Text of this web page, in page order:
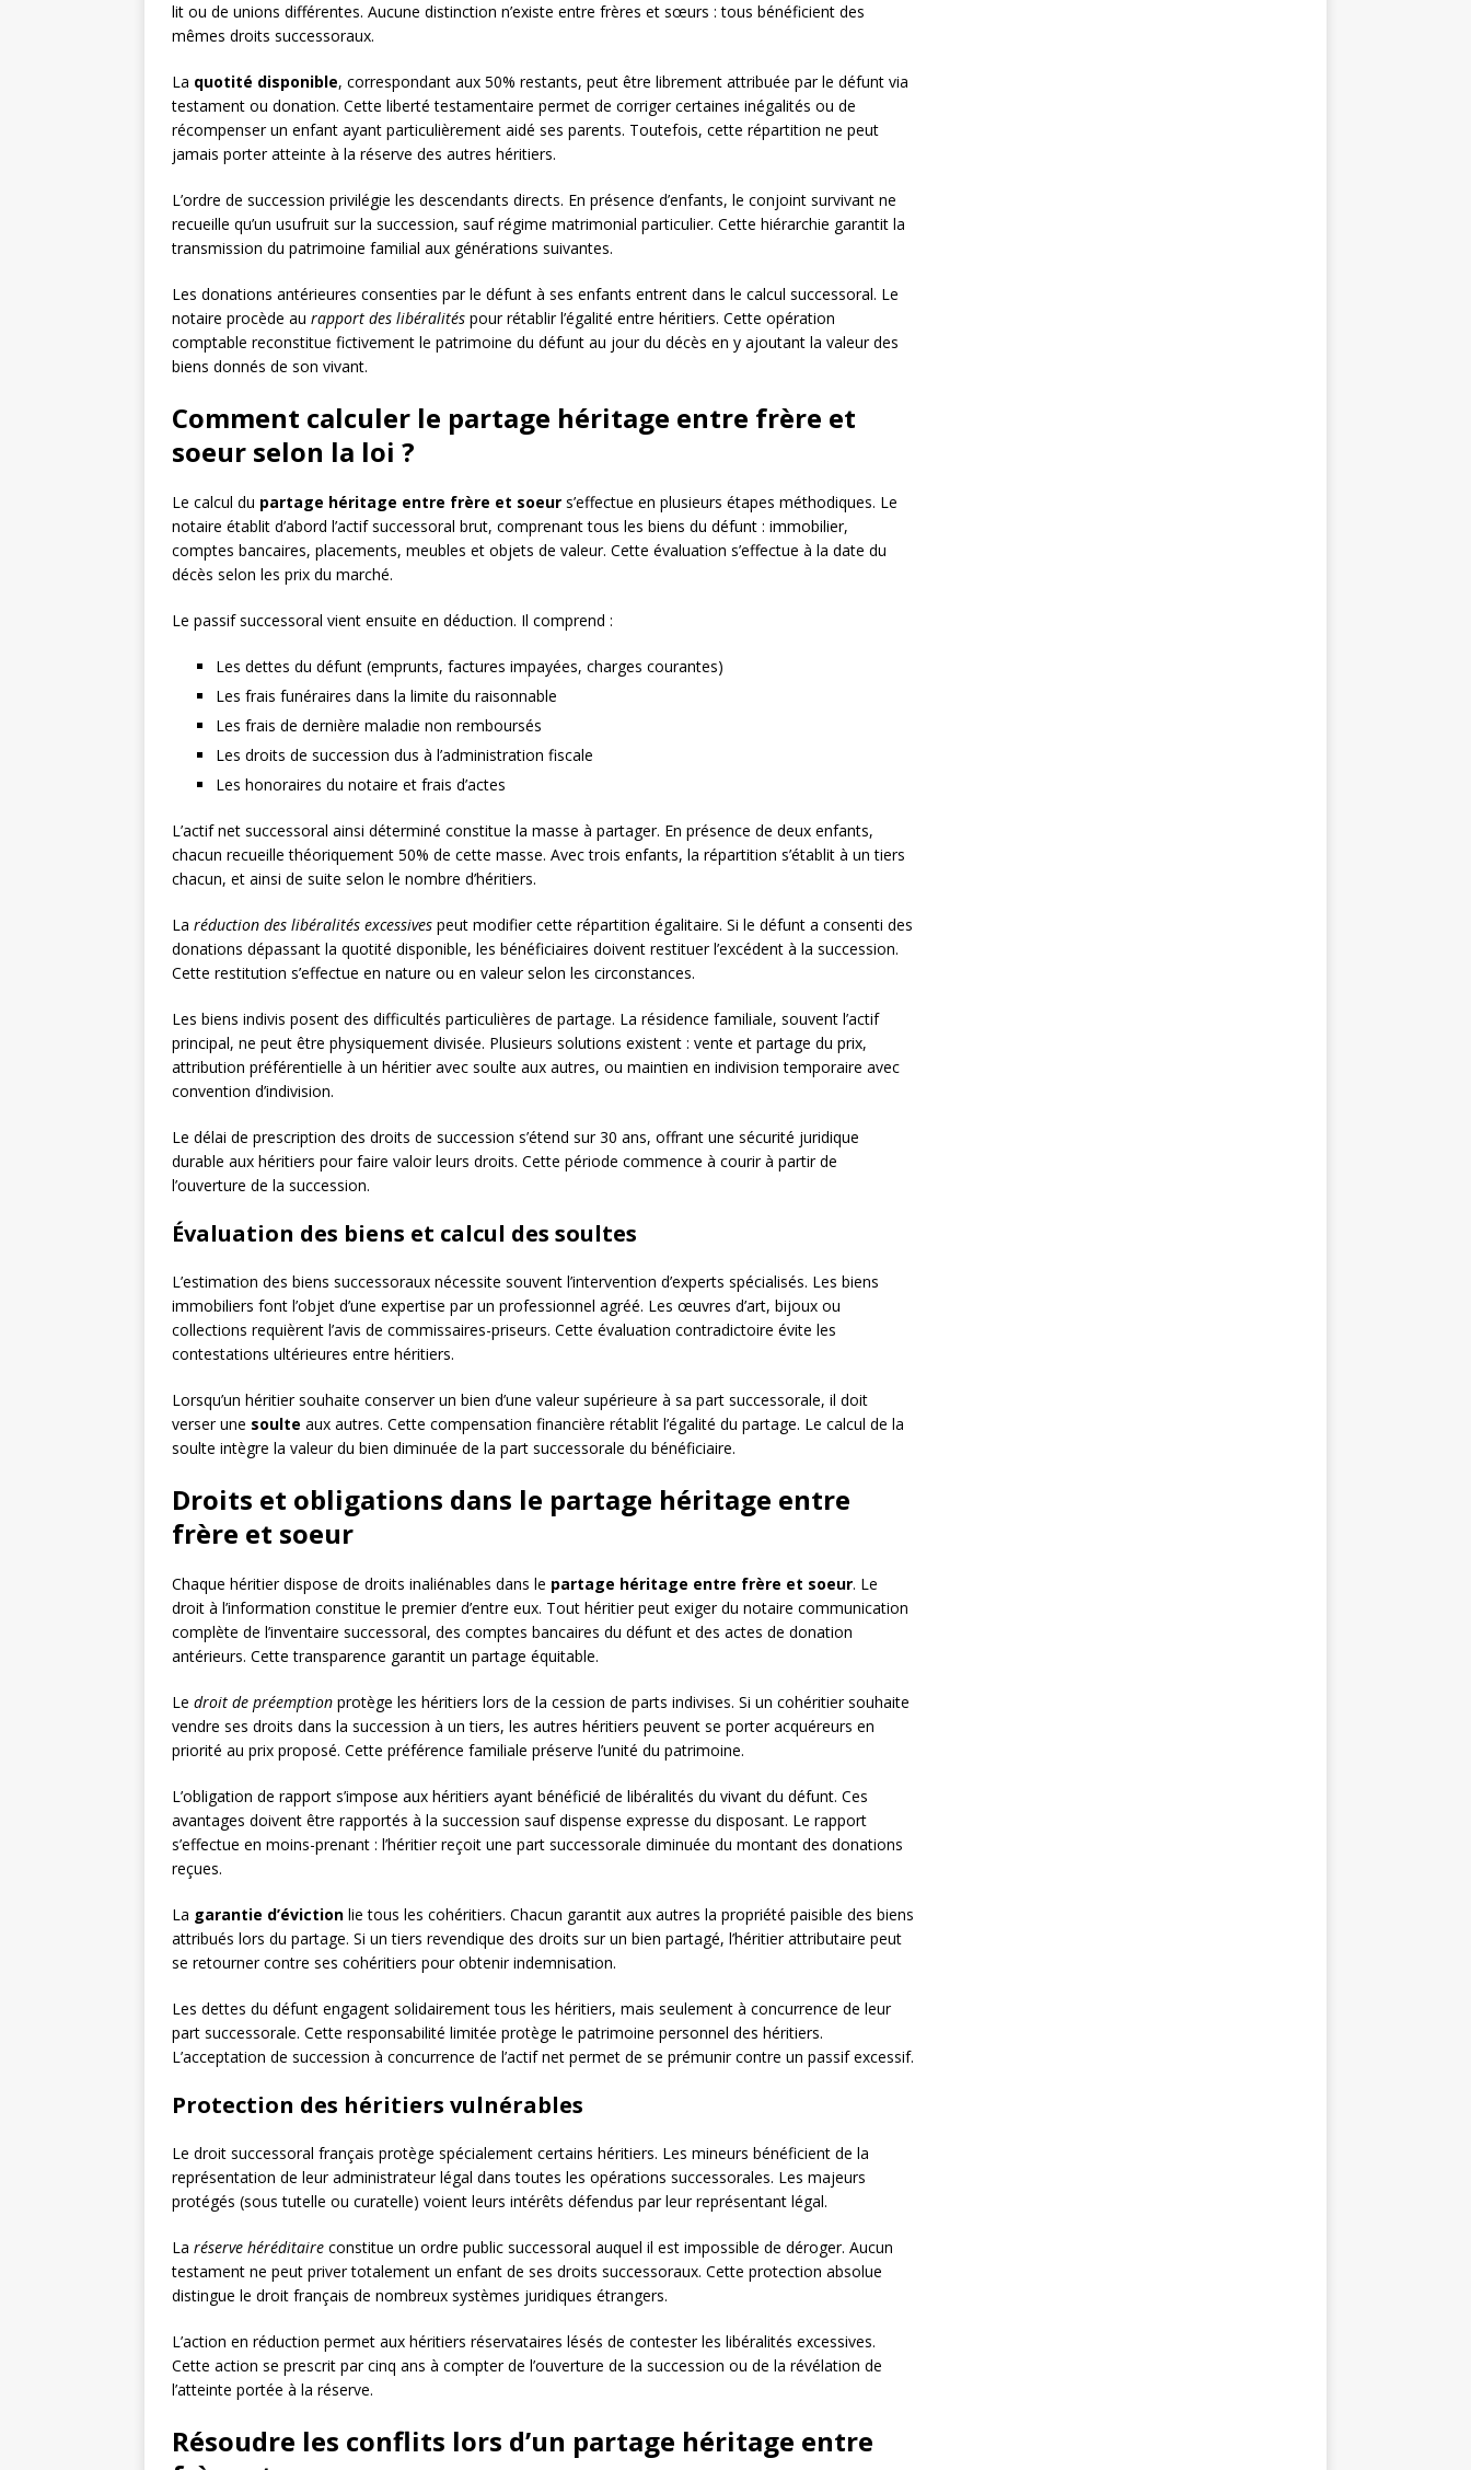
lit ou de unions différentes. Aucune distinction n’existe entre frères et sœurs : tous bénéficient des
mêmes droits successoraux.
La quotité disponible, correspondant aux 50% restants, peut être librement attribuée par le défunt via
testament ou donation. Cette liberté testamentaire permet de corriger certaines inégalités ou de
récompenser un enfant ayant particulièrement aidé ses parents. Toutefois, cette répartition ne peut
jamais porter atteinte à la réserve des autres héritiers.
L’ordre de succession privilégie les descendants directs. En présence d’enfants, le conjoint survivant ne
recueille qu’un usufruit sur la succession, sauf régime matrimonial particulier. Cette hiérarchie garantit la
transmission du patrimoine familial aux générations suivantes.
Les donations antérieures consenties par le défunt à ses enfants entrent dans le calcul successoral. Le
notaire procède au rapport des libéralités pour rétablir l’égalité entre héritiers. Cette opération
comptable reconstitue fictivement le patrimoine du défunt au jour du décès en y ajoutant la valeur des
biens donnés de son vivant.
Comment calculer le partage héritage entre frère et
soeur selon la loi ?
Le calcul du partage héritage entre frère et soeur s’effectue en plusieurs étapes méthodiques. Le
notaire établit d’abord l’actif successoral brut, comprenant tous les biens du défunt : immobilier,
comptes bancaires, placements, meubles et objets de valeur. Cette évaluation s’effectue à la date du
décès selon les prix du marché.
Le passif successoral vient ensuite en déduction. Il comprend :
Les dettes du défunt (emprunts, factures impayées, charges courantes)
Les frais funéraires dans la limite du raisonnable
Les frais de dernière maladie non remboursés
Les droits de succession dus à l’administration fiscale
Les honoraires du notaire et frais d’actes
L’actif net successoral ainsi déterminé constitue la masse à partager. En présence de deux enfants,
chacun recueille théoriquement 50% de cette masse. Avec trois enfants, la répartition s’établit à un tiers
chacun, et ainsi de suite selon le nombre d’héritiers.
La réduction des libéralités excessives peut modifier cette répartition égalitaire. Si le défunt a consenti des
donations dépassant la quotité disponible, les bénéficiaires doivent restituer l’excédent à la succession.
Cette restitution s’effectue en nature ou en valeur selon les circonstances.
Les biens indivis posent des difficultés particulières de partage. La résidence familiale, souvent l’actif
principal, ne peut être physiquement divisée. Plusieurs solutions existent : vente et partage du prix,
attribution préférentielle à un héritier avec soulte aux autres, ou maintien en indivision temporaire avec
convention d’indivision.
Le délai de prescription des droits de succession s’étend sur 30 ans, offrant une sécurité juridique
durable aux héritiers pour faire valoir leurs droits. Cette période commence à courir à partir de
l’ouverture de la succession.
Évaluation des biens et calcul des soultes
L’estimation des biens successoraux nécessite souvent l’intervention d’experts spécialisés. Les biens
immobiliers font l’objet d’une expertise par un professionnel agréé. Les œuvres d’art, bijoux ou
collections requièrent l’avis de commissaires-priseurs. Cette évaluation contradictoire évite les
contestations ultérieures entre héritiers.
Lorsqu’un héritier souhaite conserver un bien d’une valeur supérieure à sa part successorale, il doit
verser une soulte aux autres. Cette compensation financière rétablit l’égalité du partage. Le calcul de la
soulte intègre la valeur du bien diminuée de la part successorale du bénéficiaire.
Droits et obligations dans le partage héritage entre
frère et soeur
Chaque héritier dispose de droits inaliénables dans le partage héritage entre frère et soeur. Le
droit à l’information constitue le premier d’entre eux. Tout héritier peut exiger du notaire communication
complète de l’inventaire successoral, des comptes bancaires du défunt et des actes de donation
antérieurs. Cette transparence garantit un partage équitable.
Le droit de préemption protège les héritiers lors de la cession de parts indivises. Si un cohéritier souhaite
vendre ses droits dans la succession à un tiers, les autres héritiers peuvent se porter acquéreurs en
priorité au prix proposé. Cette préférence familiale préserve l’unité du patrimoine.
L’obligation de rapport s’impose aux héritiers ayant bénéficié de libéralités du vivant du défunt. Ces
avantages doivent être rapportés à la succession sauf dispense expresse du disposant. Le rapport
s’effectue en moins-prenant : l’héritier reçoit une part successorale diminuée du montant des donations
reçues.
La garantie d’éviction lie tous les cohéritiers. Chacun garantit aux autres la propriété paisible des biens
attribués lors du partage. Si un tiers revendique des droits sur un bien partagé, l’héritier attributaire peut
se retourner contre ses cohéritiers pour obtenir indemnisation.
Les dettes du défunt engagent solidairement tous les héritiers, mais seulement à concurrence de leur
part successorale. Cette responsabilité limitée protège le patrimoine personnel des héritiers.
L’acceptation de succession à concurrence de l’actif net permet de se prémunir contre un passif excessif.
Protection des héritiers vulnérables
Le droit successoral français protège spécialement certains héritiers. Les mineurs bénéficient de la
représentation de leur administrateur légal dans toutes les opérations successorales. Les majeurs
protégés (sous tutelle ou curatelle) voient leurs intérêts défendus par leur représentant légal.
La réserve héréditaire constitue un ordre public successoral auquel il est impossible de déroger. Aucun
testament ne peut priver totalement un enfant de ses droits successoraux. Cette protection absolue
distingue le droit français de nombreux systèmes juridiques étrangers.
L’action en réduction permet aux héritiers réservataires lésés de contester les libéralités excessives.
Cette action se prescrit par cinq ans à compter de l’ouverture de la succession ou de la révélation de
l’atteinte portée à la réserve.
Résoudre les conflits lors d’un partage héritage entre